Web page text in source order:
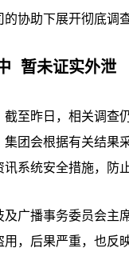
的协助下展开彻底调
暂未证实外泄
截至昨日，相关调查
集团会根据有关结果
系统安全措施，防
及广播事务委员会主
，后果严重，也反